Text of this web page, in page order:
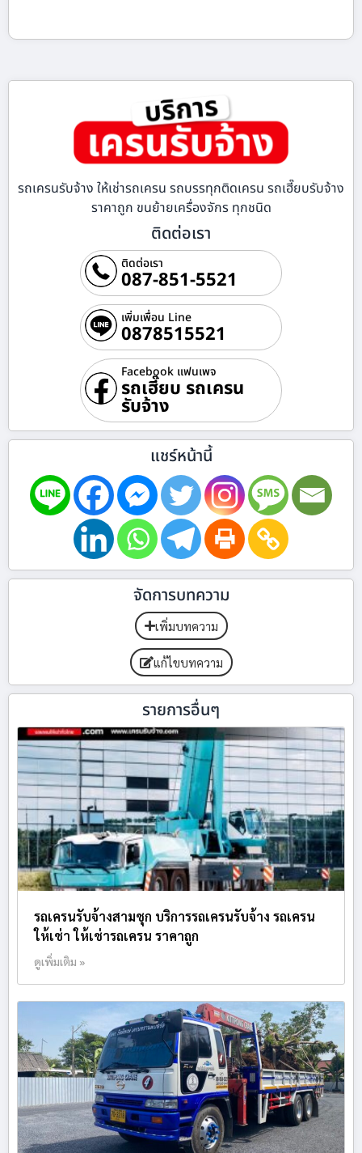
รถเครนรับจ้าง ให้เช่ารถเครน รถบรรทุกติดเครน รถเฮี๊ยบรับจ้าง
ราคาถูก ขนย้ายเครื่องจักร ทุกชนิด
ติดต่อเรา
ติดต่อเรา
087-851-5521
เพิ่มเพื่อน Line
0878515521
Facebook แฟนเพจ
รถเฮี๊ยบ รถเครน
รับจ้าง
แชร์หน้านี้
จัดการบทความ
เพิ่มบทความ
แก้ไขบทความ
รายการอื่นๆ
รถเครนรับจ้างสามชุก บริการรถเครนรับจ้าง รถเครน
ให้เช่า ให้เช่ารถเครน ราคาถูก
ดูเพิ่มเติม »